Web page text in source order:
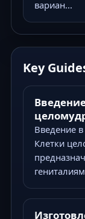
вариан...
Key
Введение
Клетки